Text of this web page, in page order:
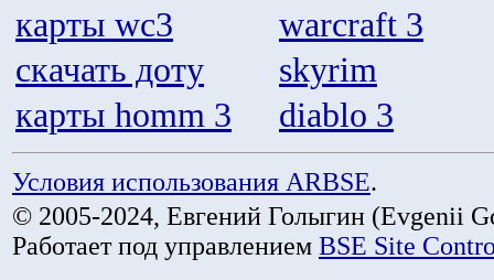
карты wc3
warcraft 3
скачать доту
skyrim
карты homm 3
diablo 3
Условия использования ARBSE.
© 2005-2024, Евгений Голыгин (Evgenii
Работает под управлением BSE Site